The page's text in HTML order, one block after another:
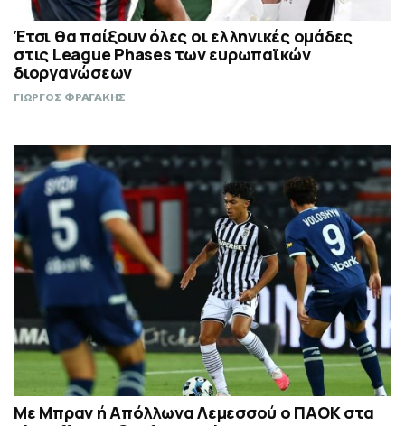
Έτσι θα παίξουν όλες οι ελληνικές ομάδες
στις League Phases των ευρωπαϊκών
διοργανώσεων
ΓΙΩΡΓΟΣ ΦΡΑΓΑΚΗΣ
Με Μπραν ή Απόλλωνα Λεμεσσού ο ΠΑΟΚ στα